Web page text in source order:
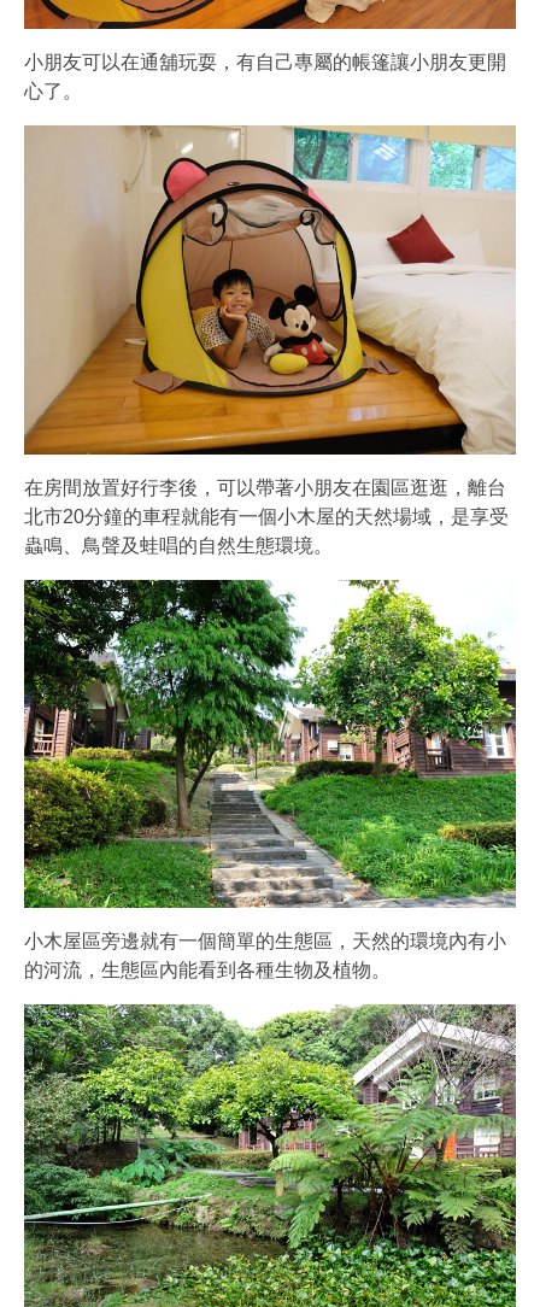
小朋友可以在通舖玩耍，有自己專屬的帳篷讓小朋友更開
心了。
在房間放置好行李後，可以帶著小朋友在園區逛逛，離台
北市20分鐘的車程就能有一個小木屋的天然場域，是享受
蟲鳴、鳥聲及蛙唱的自然生態環境。
小木屋區旁邊就有一個簡單的生態區，天然的環境內有小
的河流，生態區內能看到各種生物及植物。